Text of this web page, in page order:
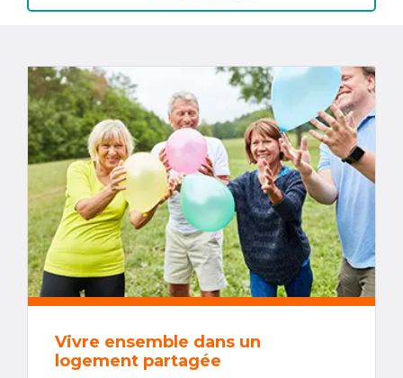
Vivre ensemble dans un
logement partagée